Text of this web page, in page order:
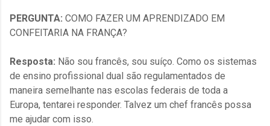
PERGUNTA: COMO FAZER UM APRENDIZADO EM
CONFEITARIA NA FRANÇA?
Resposta: Não sou francês, sou suíço. Como os sistemas
de ensino profissional dual são regulamentados de
maneira semelhante nas escolas federais de toda a
Europa, tentarei responder. Talvez um chef francês possa
me ajudar com isso.